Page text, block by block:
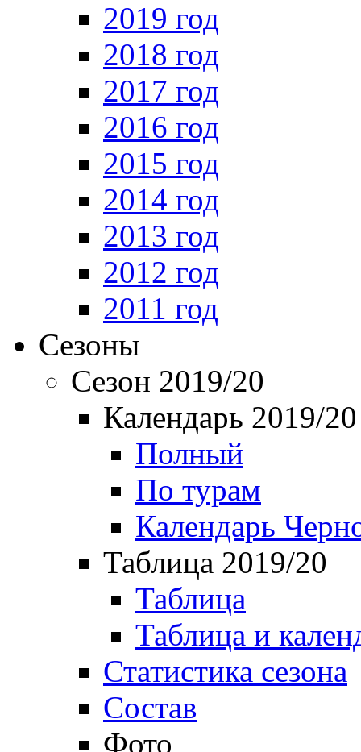
2019 год
2018 год
2017 год
2016 год
2015 год
2014 год
2013 год
2012 год
2011 год
Сезоны
Сезон 2019/20
Календарь 2019/20
Полный
По турам
Календарь
Таблица 2019/20
Таблица
Таблица и
Статистика сезона
Состав
Фото